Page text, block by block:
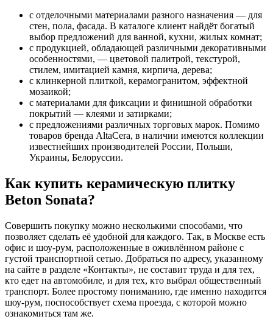
с отделочными материалами разного назначения — для
стен, пола, фасада. В каталоге клиент найдёт богатый
выбор предложений для ванной, кухни, жилых комнат;
с продукцией, обладающей различными декоративными
особенностями, — цветовой палитрой, текстурой,
стилем, имитацией камня, кирпича, дерева;
с клинкерной плиткой, керамогранитом, эффектной
мозаикой;
с материалами для фиксации и финишной обработки
покрытий — клеями и затирками;
с предложениями различных торговых марок. Помимо
товаров бренда AltaCera, в наличии имеются коллекции
известнейших производителей России, Польши,
Украины, Белоруссии.
Как купить керамическую плитку
Beton Sonata?
Совершить покупку можно несколькими способами, что
позволяет сделать её удобной для каждого. Так, в Москве есть
офис и шоу-рум, расположенные в оживлённом районе с
густой транспортной сетью. Добраться по адресу, указанному
на сайте в разделе «Контакты», не составит труда и для тех,
кто едет на автомобиле, и для тех, кто выбрал общественный
транспорт. Более простому пониманию, где именно находится
шоу-рум, поспособствует схема проезда, с которой можно
ознакомиться там же.